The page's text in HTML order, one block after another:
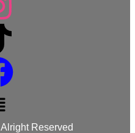
Reserved